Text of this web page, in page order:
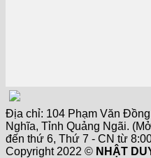
Địa chỉ: 104 Phạm Văn
Nghĩa, Tỉnh Quảng Ngãi.
đến thứ 6, Thứ 7 - CN từ
Copyright 2022 © NHẬT